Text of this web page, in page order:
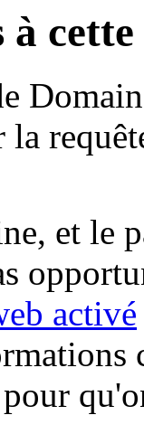
à
la
et le
activé